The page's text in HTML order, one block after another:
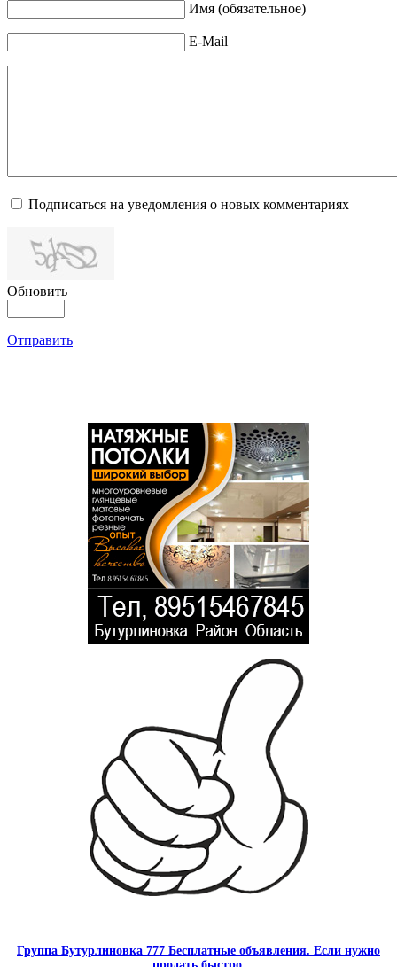
Имя (обязательное)
E-Mail
Подписаться на уведомления о новых комментариях
Обновить
Отправить
Группа Бутурлиновка 777 Бесплатные объявления. Если нужно